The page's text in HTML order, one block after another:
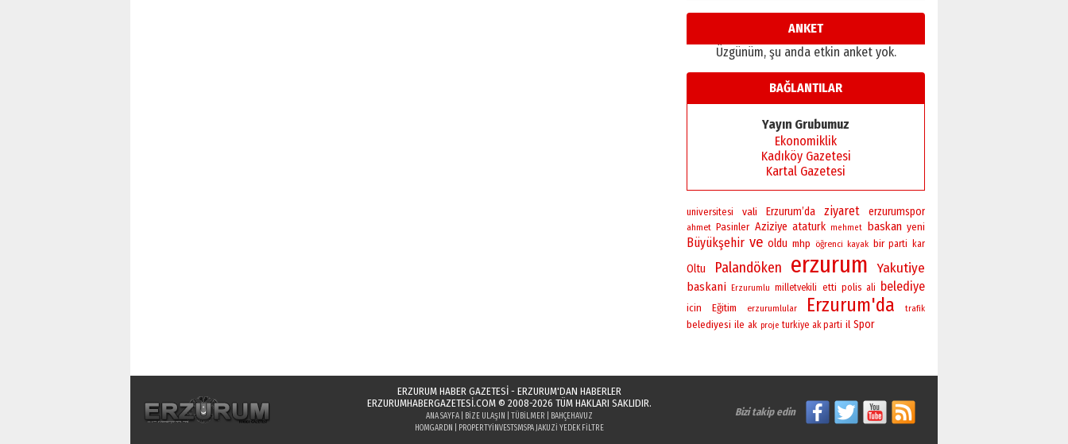
Ardında bıraktığı hatıralarıyla
13 Mayıs 2026 Çarşamba
Esat BİNDESEN
Başkan Sekmen’den Erzurum’a
bir vizyon proje daha!
02 Ağustos 2026 Pazar
ANKET
Üzgünüm, şu anda etkin anket yok.
BAĞLANTILAR
Yayın Grubumuz
Ekonomiklik
Kadıköy Gazetesi
Kartal Gazetesi
universitesi vali Erzurum’da ziyaret erzurumspor
ahmet Pasinler Aziziye ataturk mehmet baskan yeni
Büyükşehir ve oldu mhp öğrenci kayak bir parti kar
Oltu Palandöken erzurum Yakutiye
baskani Erzurumlu milletvekili etti polis ali belediye
icin Eğitim erzurumlular Erzurum'da trafik
belediyesi ile ak proje turkiye ak parti il Spor
ERZURUM HABER GAZETESİ - ERZURUM'DAN HABERLER
ERZURUMHABERGAZETESI.COM© 2008-2026 TÜM HAKLARI SAKLIDIR.
ANA SAYFA| BIZE ULAŞIN TÜBILMER
BAHÇEHAVUZ
HOMGARDN
PROPERTYINVESTSMSPA JAKUZI YEDEK FILTRE
Bizi takip edin